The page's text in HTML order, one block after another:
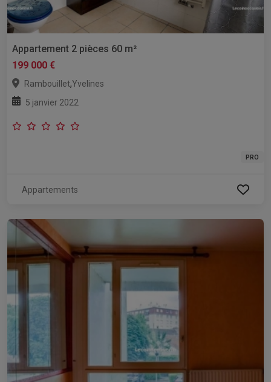
Appartement 2 pièces 60 m²
199 000 €
Rambouillet,Yvelines
5 janvier 2022
PRO
Appartements